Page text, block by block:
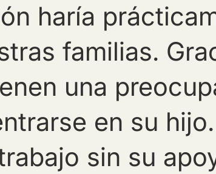
haría
familias.
una
en su
sin su